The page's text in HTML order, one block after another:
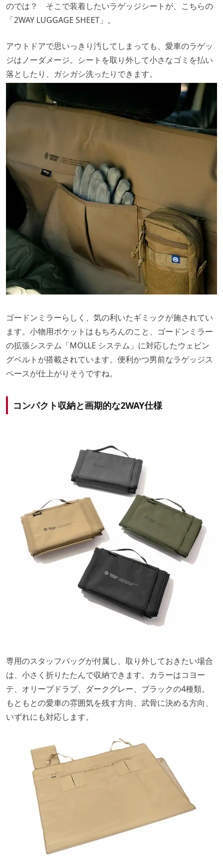
のでは？ そこで装着したいラゲッジシートが、こちらの
「2WAY LUGGAGE SHEET」。
アウトドアで思いっきり汚してしまっても、愛車のラゲッ
ジはノーダメージ。シートを取り外して小さなゴミを払い
落としたり、ガシガシ洗ったりできます。
ゴードンミラーらしく、気の利いたギミックが施されてい
ます。小物用ポケットはもちろんのこと、ゴードンミラー
の拡張システム「MOLLE システム」に対応したウェビン
グベルトが搭載されています。便利かつ男前なラゲッジス
ペースが仕上がりそうですね。
コンパクト収納と画期的な2WAY仕様
専用のスタッフバッグが付属し、取り外しておきたい場合
は、小さく折りたたんで収納できます。カラーはコヨー
テ、オリーブドラブ、ダークグレー、ブラックの4種類。
もともとの愛車の雰囲気を残す方向、武骨に決める方向、
いずれにも対応します。